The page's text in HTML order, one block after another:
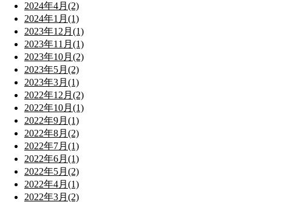
2024年4月(2)
2024年1月(1)
2023年12月(1)
2023年11月(1)
2023年10月(2)
2023年5月(2)
2023年3月(1)
2022年12月(2)
2022年10月(1)
2022年9月(1)
2022年8月(2)
2022年7月(1)
2022年6月(1)
2022年5月(2)
2022年4月(1)
2022年3月(2)